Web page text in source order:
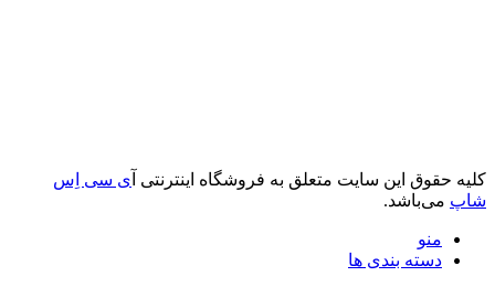
کلیه حقوق این سایت متعلق به فروشگاه اینترنتی آ ی سی اِس
شاپ می‌باشد.
منو
دسته بندی ها